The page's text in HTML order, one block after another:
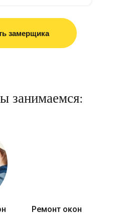
замерщика
занимаемся:
Ремонт окон